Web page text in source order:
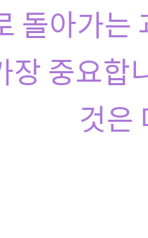
돌아가는
장 중요합
것은